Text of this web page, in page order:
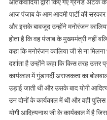
व्यवस्था
फेल-
श्वेत
मलिक
आतंकवादियों द्वारा किए गए ग्रेनेड अटैक
आज पंजाब के आम आदमी पार्टी की
और इसके बावजूद उन्होंने मनोरंजन
होता है कि वह पंजाब के मुख्यमंत्री नहीं
कहा कि मनोरंजन कालिया जी से ना
दर्शाता है उन्होंने कहा कि किस तरह
कार्यकाल में गुंडागर्दी अराजकता का
उड़ाई जाती थी और उसके बाद योगी
उन दोनों के कार्यकाल में थी और वही पुलिस
योगी आदित्यनाथ जी के कार्यकाल में है